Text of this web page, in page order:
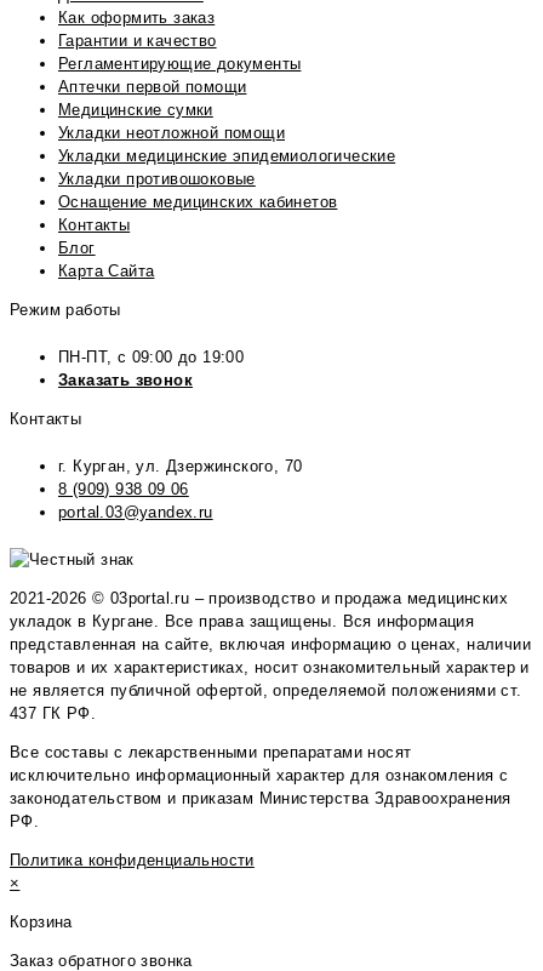
Как оформить заказ
Гарантии и качество
Регламентирующие документы
Аптечки первой помощи
Медицинские сумки
Укладки неотложной помощи
Укладки медицинские эпидемиологические
Укладки противошоковые
Оснащение медицинских кабинетов
Контакты
Блог
Карта Сайта
Режим работы
ПН-ПТ, с 09:00 до 19:00
Заказать звонок
Контакты
г. Курган, ул. Дзержинского, 70
8 (909) 938 09 06
portal.03@yandex.ru
2021-2026 © 03portal.ru – производство и продажа медицинских
укладок в Кургане. Все права защищены. Вся информация
представленная на сайте, включая информацию о ценах, наличии
товаров и их характеристиках, носит ознакомительный характер и
не является публичной офертой, определяемой положениями ст.
437 ГК РФ.
Все составы с лекарственными препаратами носят
исключительно информационный характер для ознакомления с
законодательством и приказам Министерства Здравоохранения
РФ.
Политика конфиденциальности
×
Корзина
Заказ обратного звонка